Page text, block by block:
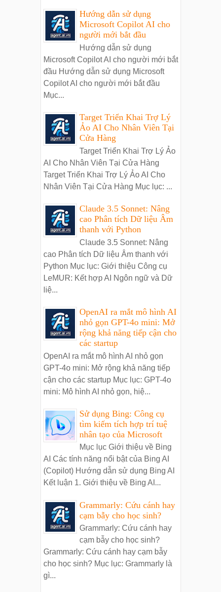
Hướng dẫn sử dụng
Microsoft Copilot AI cho
người mới bắt đầu
Hướng dẫn sử dụng
Microsoft Copilot AI cho người mới bắt
đầu Hướng dẫn sử dụng Microsoft
Copilot AI cho người mới bắt đầu
Mục...
Target Triển Khai Trợ Lý
Ảo AI Cho Nhân Viên Tại
Cửa Hàng
Target Triển Khai Trợ Lý Ảo
AI Cho Nhân Viên Tại Cửa Hàng
Target Triển Khai Trợ Lý Ảo AI Cho
Nhân Viên Tại Cửa Hàng Mục lục: ...
Claude 3.5 Sonnet: Nâng
cao Phân tích Dữ liệu Âm
thanh với Python
Claude 3.5 Sonnet: Nâng
cao Phân tích Dữ liệu Âm thanh với
Python Mục lục: Giới thiệu Công cụ
LeMUR: Kết hợp AI Ngôn ngữ và Dữ
liệ...
OpenAI ra mắt mô hình AI
nhỏ gọn GPT-4o mini: Mở
rộng khả năng tiếp cận cho
các startup
OpenAI ra mắt mô hình AI nhỏ gọn
GPT-4o mini: Mở rộng khả năng tiếp
cận cho các startup Mục lục: GPT-4o
mini: Mô hình AI nhỏ gọn, hiệ...
Sử dụng Bing: Công cụ
tìm kiếm tích hợp trí tuệ
nhân tạo của Microsoft
Mục lục Giới thiệu về Bing
AI Các tính năng nổi bật của Bing AI
(Copilot) Hướng dẫn sử dụng Bing AI
Kết luận 1. Giới thiệu về Bing AI...
Grammarly: Cứu cánh hay
cạm bẫy cho học sinh?
Grammarly: Cứu cánh hay
cạm bẫy cho học sinh?
Grammarly: Cứu cánh hay cạm bẫy
cho học sinh? Mục lục: Grammarly là
gì...